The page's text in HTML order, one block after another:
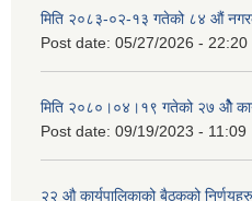
मिति २०८३-०२-१३ गतेको ८४ औं
Post date: 05/27/2026 - 22:20
मिति २०८०।०४।१९ गतेको २७ ‌‍‌ओेै
Post date: 09/19/2023 - 11:09
२‍२ औ कार्यपालिकाको बैठकको निर्णयहरु